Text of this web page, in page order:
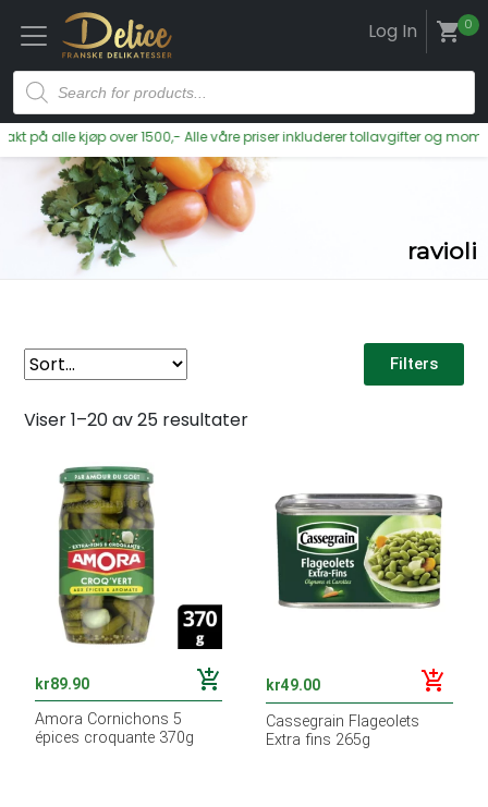
Log In 0
shopping_cart
alle kjøp over 1500,- Alle våre priser inkluderer tollavgifter og moms
ravioli
Filters
Viser 1–20 av 25 resultater
kr89.90 add_shopping_cart
Amora Cornichons 5
épices croquante 370g
kr49.00 add_shopping_cart
Cassegrain Flageolets
Extra fins 265g